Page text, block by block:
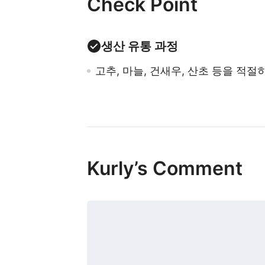
생산 유통 과정
고추, 마늘, 건새우, 산초 등을 적절
Kurly’s Comment